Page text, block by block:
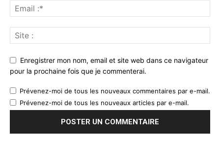
Enregistrer mon nom, email et site web dans ce navigateur
pour la prochaine fois que je commenterai.
Prévenez-moi de tous les nouveaux commentaires par e-mail.
Prévenez-moi de tous les nouveaux articles par e-mail.